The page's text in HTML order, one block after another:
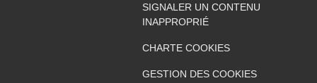
SIGNALER UN CONTENU
INAPPROPRIÉ
CHARTE COOKIES
GESTION DES COOKIES